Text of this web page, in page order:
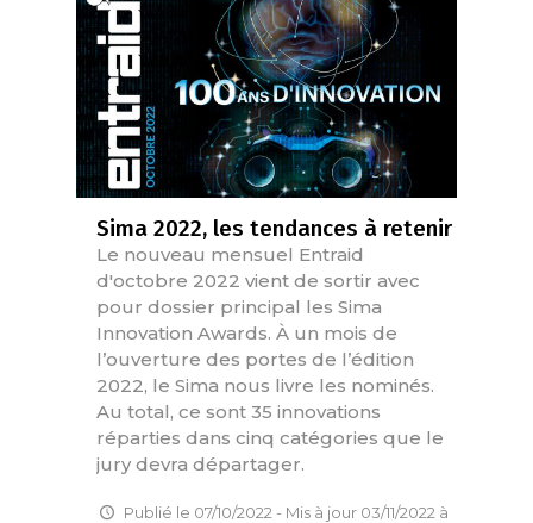
Sima 2022, les tendances à retenir
Le nouveau mensuel Entraid
d'octobre 2022 vient de sortir avec
pour dossier principal les Sima
Innovation Awards. À un mois de
l’ouverture des portes de l’édition
2022, le Sima nous livre les nominés.
Au total, ce sont 35 innovations
réparties dans cinq catégories que le
jury devra départager.
Publié le 07/10/2022 - Mis à jour 03/11/2022 à